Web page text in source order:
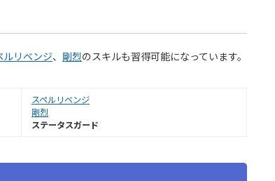
ルリベンジ、 剛烈のスキルも習得可能になっています。
スペルリベンジ
剛烈
ステータスガード